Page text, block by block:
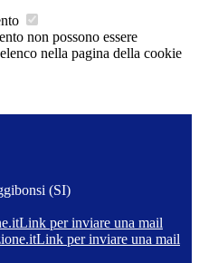
non possono essere
nella pagina della cookie
(SI)
Link per inviare una mail
Link per inviare una mail